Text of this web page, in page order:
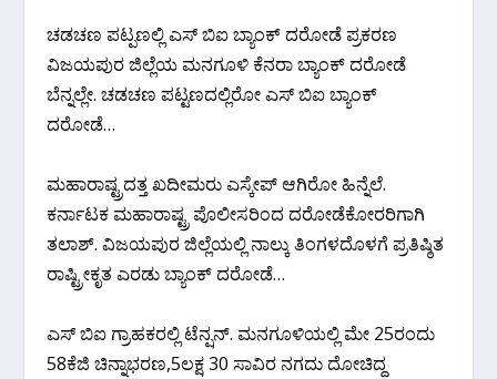
ಚಡಚಣ ಪಟ್ಪಣಲ್ಲಿ ಎಸ್ ಬಿಐ ಬ್ಯಾಂಕ್ ದರೋಡೆ ಪ್ರಕರಣ
ವಿಜಯಪುರ ಜಿಲ್ಲೆಯ ಮನಗೂಳಿ ಕೆನರಾ ಬ್ಯಾಂಕ್ ದರೋಡೆ
ಬೆನ್ನಲ್ಲೇ. ಚಡಚಣ ಪಟ್ಟಣದಲ್ಲಿರೋ ಎಸ್ ಬಿಐ ಬ್ಯಾಂಕ್
ದರೋಡೆ…
ಮಹಾರಾಷ್ಟ್ರದತ್ತ ಖದೀಮರು ಎಸ್ಕೇಪ್ ಆಗಿರೋ ಹಿನ್ನೆಲೆ.
ಕರ್ನಾಟಕ ಮಹಾರಾಷ್ಟ್ರ ಪೊಲೀಸರಿಂದ ದರೋಡೆಕೋರರಿಗಾಗಿ
ತಲಾಶ್. ವಿಜಯಪುರ ಜಿಲ್ಲೆಯಲ್ಲಿ ನಾಲ್ಕು ತಿಂಗಳದೊಳಗೆ ಪ್ರತಿಷ್ಠಿತ
ರಾಷ್ಟ್ರೀಕೃತ ಎರಡು ಬ್ಯಾಂಕ್ ದರೋಡೆ…
ಎ‌ಸ್ ಬಿಐ ಗ್ರಾಹಕರಲ್ಲಿ ಟೆನ್ಷನ್. ಮನಗೂಳಿಯಲ್ಲಿ ಮೇ 25ರಂದು
58ಕೆಜಿ ಚಿನ್ನಾಭರಣ,5ಲಕ್ಷ 30 ಸಾವಿರ ನಗದು ದೋಚಿದ್ದ